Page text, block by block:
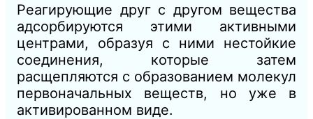
Реагирующие друг с другом вещества
адсорбируются этими активными
центрами, образуя с ними нестойкие
соединения, которые затем
расщепляются с образованием молекул
первоначальных веществ, но уже в
активированном виде.